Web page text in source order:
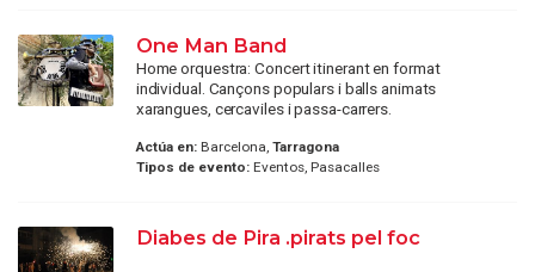
One Man Band
Home orquestra: Concert itinerant en format
individual. Cançons populars i balls animats
xarangues, cercaviles i passa-carrers.
Actúa en:Barcelona, Tarragona
Tipos de evento:Eventos, Pasacalles
Diabes de Pira .pirats pel foc